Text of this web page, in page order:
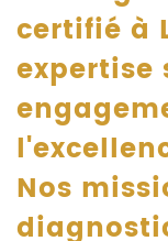
certifié à
expertise
Nos